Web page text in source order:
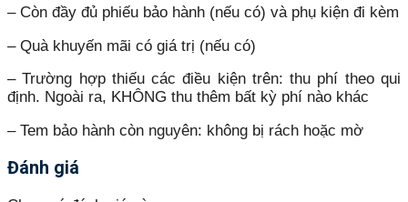
– Còn đầy đủ phiếu bảo hành (nếu có) và phụ kiện đi kèm
– Quà khuyến mãi có giá trị (nếu có)
– Trường hợp thiếu các điều kiện trên: thu phí theo qui
định. Ngoài ra, KHÔNG thu thêm bất kỳ phí nào khác
– Tem bảo hành còn nguyên: không bị rách hoặc mờ
Đánh giá